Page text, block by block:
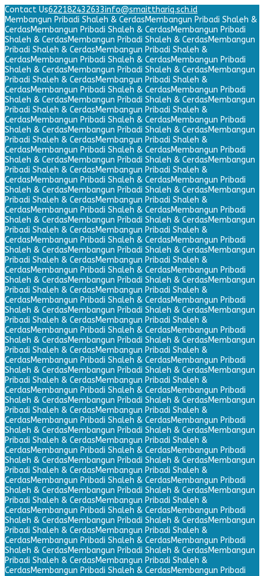
Contact Us622182432633info@smaitthariq.sch.id
Membangun Pribadi Shaleh & CerdasMembangun Pribadi Shaleh &
CerdasMembangun Pribadi Shaleh & CerdasMembangun Pribadi
Shaleh & CerdasMembangun Pribadi Shaleh & CerdasMembangun
Pribadi Shaleh & CerdasMembangun Pribadi Shaleh &
CerdasMembangun Pribadi Shaleh & CerdasMembangun Pribadi
Shaleh & CerdasMembangun Pribadi Shaleh & CerdasMembangun
Pribadi Shaleh & CerdasMembangun Pribadi Shaleh &
CerdasMembangun Pribadi Shaleh & CerdasMembangun Pribadi
Shaleh & CerdasMembangun Pribadi Shaleh & CerdasMembangun
Pribadi Shaleh & CerdasMembangun Pribadi Shaleh &
CerdasMembangun Pribadi Shaleh & CerdasMembangun Pribadi
Shaleh & CerdasMembangun Pribadi Shaleh & CerdasMembangun
Pribadi Shaleh & CerdasMembangun Pribadi Shaleh &
CerdasMembangun Pribadi Shaleh & CerdasMembangun Pribadi
Shaleh & CerdasMembangun Pribadi Shaleh & CerdasMembangun
Pribadi Shaleh & CerdasMembangun Pribadi Shaleh &
CerdasMembangun Pribadi Shaleh & CerdasMembangun Pribadi
Shaleh & CerdasMembangun Pribadi Shaleh & CerdasMembangun
Pribadi Shaleh & CerdasMembangun Pribadi Shaleh &
CerdasMembangun Pribadi Shaleh & CerdasMembangun Pribadi
Shaleh & CerdasMembangun Pribadi Shaleh & CerdasMembangun
Pribadi Shaleh & CerdasMembangun Pribadi Shaleh &
CerdasMembangun Pribadi Shaleh & CerdasMembangun Pribadi
Shaleh & CerdasMembangun Pribadi Shaleh & CerdasMembangun
Pribadi Shaleh & CerdasMembangun Pribadi Shaleh &
CerdasMembangun Pribadi Shaleh & CerdasMembangun Pribadi
Shaleh & CerdasMembangun Pribadi Shaleh & CerdasMembangun
Pribadi Shaleh & CerdasMembangun Pribadi Shaleh &
CerdasMembangun Pribadi Shaleh & CerdasMembangun Pribadi
Shaleh & CerdasMembangun Pribadi Shaleh & CerdasMembangun
Pribadi Shaleh & CerdasMembangun Pribadi Shaleh &
CerdasMembangun Pribadi Shaleh & CerdasMembangun Pribadi
Shaleh & CerdasMembangun Pribadi Shaleh & CerdasMembangun
Pribadi Shaleh & CerdasMembangun Pribadi Shaleh &
CerdasMembangun Pribadi Shaleh & CerdasMembangun Pribadi
Shaleh & CerdasMembangun Pribadi Shaleh & CerdasMembangun
Pribadi Shaleh & CerdasMembangun Pribadi Shaleh &
CerdasMembangun Pribadi Shaleh & CerdasMembangun Pribadi
Shaleh & CerdasMembangun Pribadi Shaleh & CerdasMembangun
Pribadi Shaleh & CerdasMembangun Pribadi Shaleh &
CerdasMembangun Pribadi Shaleh & CerdasMembangun Pribadi
Shaleh & CerdasMembangun Pribadi Shaleh & CerdasMembangun
Pribadi Shaleh & CerdasMembangun Pribadi Shaleh &
CerdasMembangun Pribadi Shaleh & CerdasMembangun Pribadi
Shaleh & CerdasMembangun Pribadi Shaleh & CerdasMembangun
Pribadi Shaleh & CerdasMembangun Pribadi Shaleh &
CerdasMembangun Pribadi Shaleh & CerdasMembangun Pribadi
Shaleh & CerdasMembangun Pribadi Shaleh & CerdasMembangun
Pribadi Shaleh & CerdasMembangun Pribadi Shaleh &
CerdasMembangun Pribadi Shaleh & CerdasMembangun Pribadi
Shaleh & CerdasMembangun Pribadi Shaleh & CerdasMembangun
Pribadi Shaleh & CerdasMembangun Pribadi Shaleh &
CerdasMembangun Pribadi Shaleh & CerdasMembangun Pribadi
Shaleh & CerdasMembangun Pribadi Shaleh & CerdasMembangun
Pribadi Shaleh & CerdasMembangun Pribadi Shaleh &
CerdasMembangun Pribadi Shaleh & CerdasMembangun Pribadi